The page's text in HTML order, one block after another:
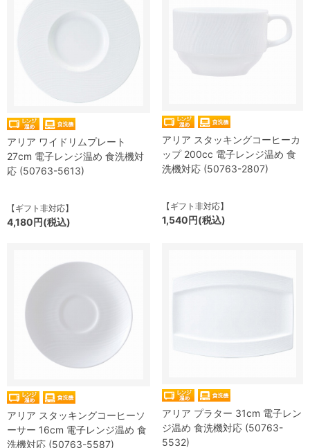
アリア ワイドリムプレート
27cm 電子レンジ温め 食洗機対
応 (50763-5613)
【ギフト非対応】
4,180円(税込)
アリア スタッキングコーヒーカ
ップ 200cc 電子レンジ温め 食
洗機対応 (50763-2807)
【ギフト非対応】
1,540円(税込)
アリア スタッキングコーヒーソ
ーサー 16cm 電子レンジ温め 食
洗機対応 (50763-5587)
アリア プラター 31cm 電子レン
ジ温め 食洗機対応 (50763-
5532)